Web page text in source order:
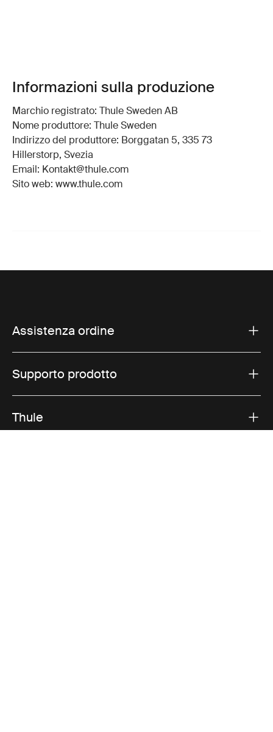
Informazioni sulla produzione
Marchio registrato: Thule Sweden AB
Nome produttore: Thule Sweden
Indirizzo del produttore: Borggatan 5, 335 73
Hillerstorp, Svezia
Email: Kontakt@thule.com
Sito web: www.thule.com
Assistenza ordine
Supporto prodotto
Thule